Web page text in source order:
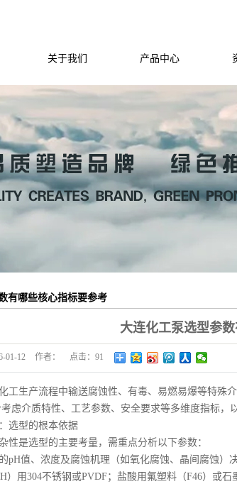
关于我们 产品中心
有哪些核心指标要参考
大连化工泵选型参
01-12 作者： 点击： 91
工生产流程中输送腐蚀性、有毒、易燃易爆等特殊
虑介质特性、工艺参数、安全要求等多维度指标，
选型的根本依据
性是选型的主要考量，需重点分析以下参数：
pH值、浓度及腐蚀机理（如氧化腐蚀、晶间腐蚀
）用304不锈钢或PVDF；盐酸用氟塑料（F46）或石